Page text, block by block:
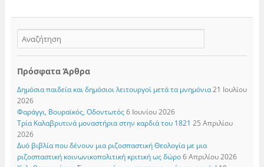
Πρόσφατα Άρθρα
Δημόσια παιδεία και δημόσιοι λειτουργοί μετά τα μνημόνια 21 Ιουλίου
2026
Φαράγγι, Βουραϊκός, Οδοντωτός 6 Ιουνίου 2026
Τρία Καλαβρυτινά μοναστήρια στην καρδιά του 1821 25 Απριλίου
2026
Δυό βιβλία που δένουν μια ριζοσπαστική Θεολογία με μια
ριζοσπαστική κοινωνικοπολιτική κριτική ως δώρο 6 Απριλίου 2026